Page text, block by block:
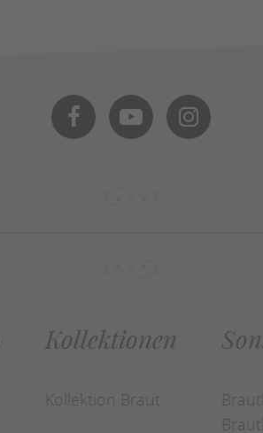
Kollektionen
Kollektion Braut